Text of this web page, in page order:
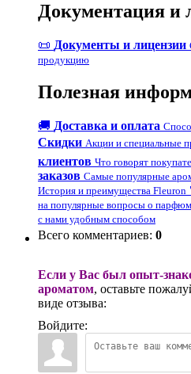
Документация и
📜 Документы и лицензии
продукцию
Полезная
🚚 Доставка и оплата
Скидки Акции и специальные
клиентов Что говорят
заказов Самые популярные
История и преимущества Fleuron
на популярные вопросы о
с нами удобным способом
Всего комментариев: 0
Если у Вас был опыт-
ароматом, оставьте
виде отзыва:
Войдите: